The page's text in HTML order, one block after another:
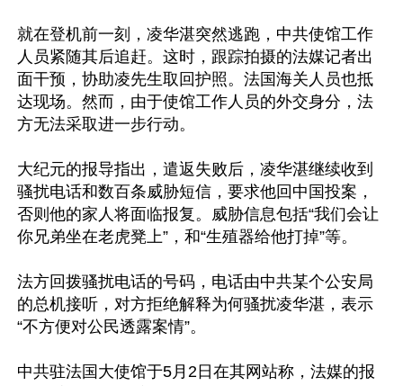
就在登机前一刻，凌华湛突然逃跑，中共使馆工作
人员紧随其后追赶。这时，跟踪拍摄的法媒记者出
面干预，协助凌先生取回护照。法国海关人员也抵
达现场。然而，由于使馆工作人员的外交身分，法
方无法采取进一步行动。
大纪元的报导指出，遣返失败后，凌华湛继续收到
骚扰电话和数百条威胁短信，要求他回中国投案，
否则他的家人将面临报复。威胁信息包括“我们会让
你兄弟坐在老虎凳上”，和“生殖器给他打掉”等。
法方回拨骚扰电话的号码，电话由中共某个公安局
的总机接听，对方拒绝解释为何骚扰凌华湛，表示
“不方便对公民透露案情”。
中共驻法国大使馆于5月2日在其网站称，法媒的报